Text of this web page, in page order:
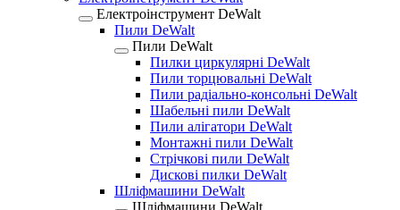
Електроінструмент DeWalt
Пили DeWalt
Пили DeWalt
Пилки циркулярні DeWalt
Пили торцювальні DeWalt
Пили радіально-консольні DeWalt
Шабельні пили DeWalt
Пили алігатори DeWalt
Монтажні пили DeWalt
Стрічкові пили DeWalt
Дискові пилки DeWalt
Шліфмашини DeWalt
Шліфмашини DeWalt